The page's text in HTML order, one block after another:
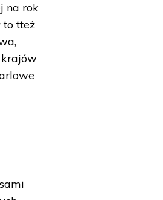
na rok
to tteż
krajów